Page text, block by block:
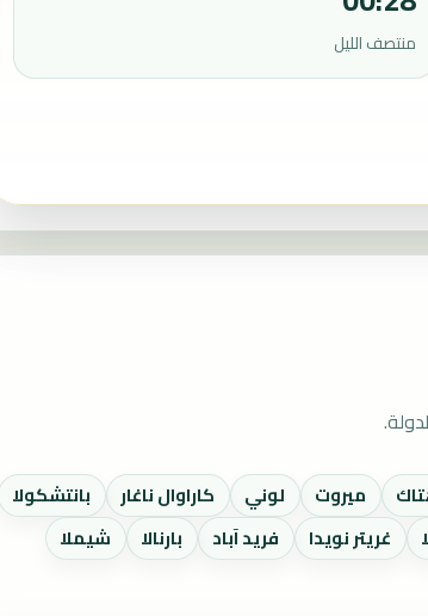
منتصف الليل
ميروت لوني كاراوال ناغار
بانتشكولا
غريتر نويدا فريد آباد بارنالا
شيملا